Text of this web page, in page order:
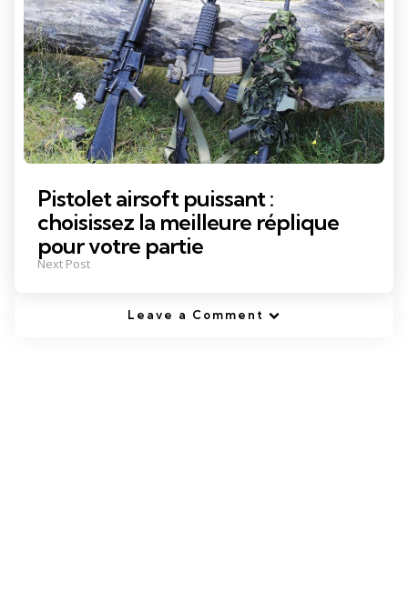
Pistolet airsoft puissant :
choisissez la meilleure réplique
pour votre partie
Next Post
Leave a Comment